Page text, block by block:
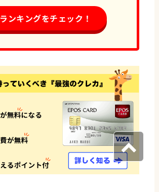
ランキングをチェック！